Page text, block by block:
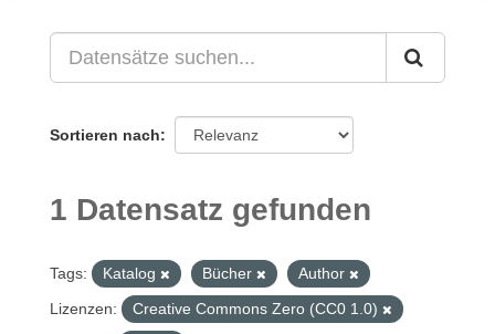
Sortieren nach
1 Datensatz gefunden
Tags: Katalog Bücher
Author
Lizenzen:
Creative Commons Zero (CC0 1.0)